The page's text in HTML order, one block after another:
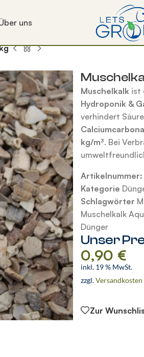
uns
Muschelkalk ist
Hydroponik &
verhindert
kg/m³. Bei
Artikelnummer:
Kategorie
Schlagwörter
Muschelkalk
Dünger
Unser
0,90 €
inkl. 19 % MwSt.
zzgl.Versandkosten
Zur